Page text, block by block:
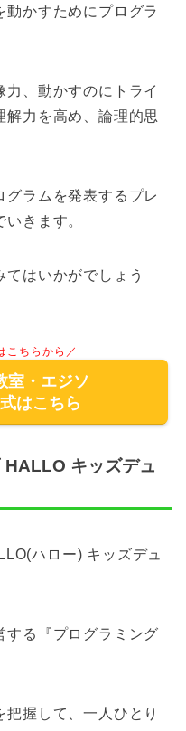
動かすためにプログラ
力、動かすのにトライ
解力を高め、論理的思
グラムを発表するプレ
きます。
てはいかがでしょう
こちらから／
室・エジソ
はこちら
HALLO キッズデュ
ハロー) キッズデュ
する『プログラミング
握して、一人ひとり